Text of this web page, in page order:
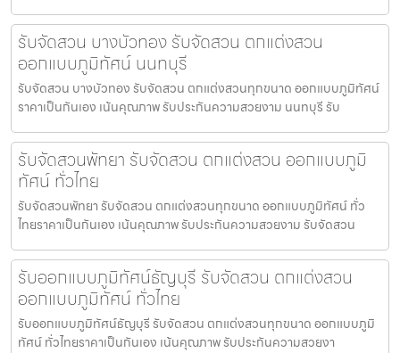
รับจัดสวน บางบัวทอง รับจัดสวน ตกแต่งสวน
ออกแบบภูมิทัศน์ นนทบุรี
รับจัดสวน บางบัวทอง รับจัดสวน ตกแต่งสวนทุกขนาด ออกแบบภูมิทัศน์
ราคาเป็นกันเอง เน้นคุณภาพ รับประกันความสวยงาม นนทบุรี รับ
รับจัดสวนพัทยา รับจัดสวน ตกแต่งสวน ออกแบบภูมิ
ทัศน์ ทั่วไทย
รับจัดสวนพัทยา รับจัดสวน ตกแต่งสวนทุกขนาด ออกแบบภูมิทัศน์ ทั่ว
ไทยราคาเป็นกันเอง เน้นคุณภาพ รับประกันความสวยงาม รับจัดสวน
รับออกแบบภูมิทัศน์ธัญบุรี รับจัดสวน ตกแต่งสวน
ออกแบบภูมิทัศน์ ทั่วไทย
รับออกแบบภูมิทัศน์ธัญบุรี รับจัดสวน ตกแต่งสวนทุกขนาด ออกแบบภูมิ
ทัศน์ ทั่วไทยราคาเป็นกันเอง เน้นคุณภาพ รับประกันความสวยงา